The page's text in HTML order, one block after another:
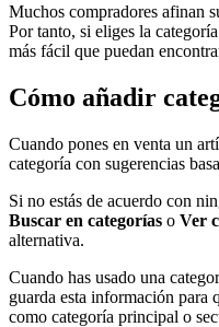
Muchos compradores afinan
Por tanto, si eliges la
más fácil que puedan
Cómo añadir
Cuando pones en venta un
categoría con sugerencias
Si no estás de acuerdo con
Buscar en categorías o Ver
alternativa.
Cuando has usado una
guarda esta información para
como categoría principal o